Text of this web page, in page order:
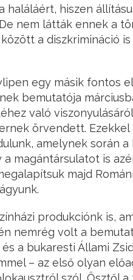
haláláért, hiszen
nem látták ennek a
a diszkrimináció
egy másik fontos
bemutatója
való
örvendett. Ezekkel
amelynek során a
magántársulatot is
majd
produkciónk is,
nemrég volt a
a bukaresti Állami
– az első olyan